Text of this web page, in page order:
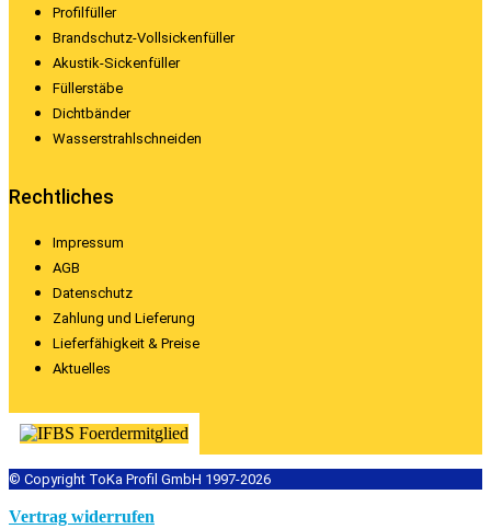
Profilfüller
Brandschutz-Vollsickenfüller
Akustik-Sickenfüller
Füllerstäbe
Dichtbänder
Wasserstrahlschneiden
Rechtliches
Impressum
AGB
Datenschutz
Zahlung und Lieferung
Lieferfähigkeit & Preise
Aktuelles
© Copyright ToKa Profil GmbH 1997-2026
Vertrag widerrufen